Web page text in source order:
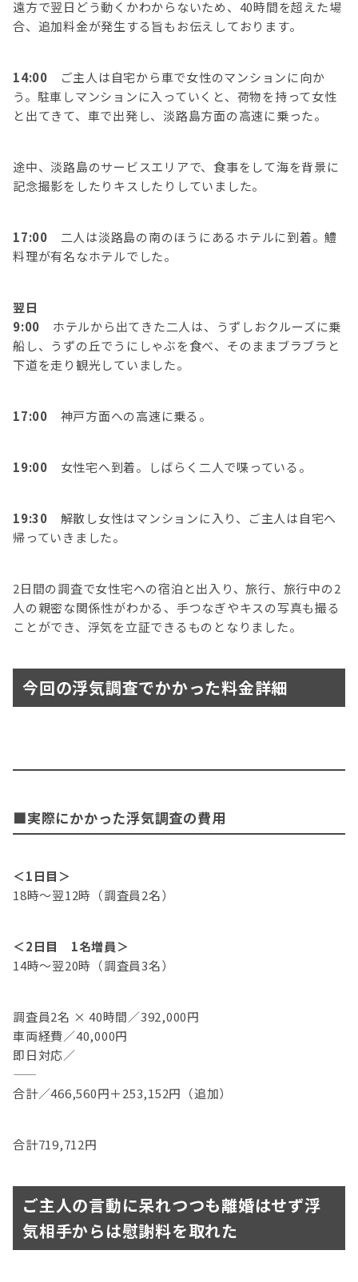
遠方で翌日どう動くかわからないため、40時間を超えた場
合、追加料金が発生する旨もお伝えしております。
14:00 ご主人は自宅から車で女性のマンションに向か
う。駐車しマンションに入っていくと、荷物を持って女性
と出てきて、車で出発し、淡路島方面の高速に乗った。
途中、淡路島のサービスエリアで、食事をして海を背景に
記念撮影をしたりキスしたりしていました。
17:00 二人は淡路島の南のほうにあるホテルに到着。鱧
料理が有名なホテルでした。
翌日
9:00 ホテルから出てきた二人は、うずしおクルーズに乗
船し、うずの丘でうにしゃぶを食べ、そのままブラブラと
下道を走り観光していました。
17:00 神戸方面への高速に乗る。
19:00 女性宅へ到着。しばらく二人で喋っている。
19:30 解散し女性はマンションに入り、ご主人は自宅へ
帰っていきました。
2日間の調査で女性宅への宿泊と出入り、旅行、旅行中の2
人の親密な関係性がわかる、手つなぎやキスの写真も撮る
ことができ、浮気を立証できるものとなりました。
今回の浮気調査でかかった料金詳細
■実際にかかった浮気調査の費用
＜1日目＞
18時～翌12時（調査員2名）
＜2日目 1名増員＞
14時～翌20時（調査員3名）
調査員2名 × 40時間／392,000円
車両経費／40,000円
即日対応／
合計／466,560円＋253,152円（追加）
合計719,712円
ご主人の言動に呆れつつも離婚はせず浮
気相手からは慰謝料を取れた